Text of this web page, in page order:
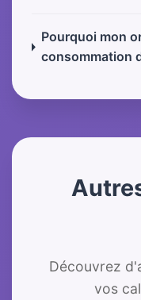
Pourquoi mon
consommation
Découvrez
vos